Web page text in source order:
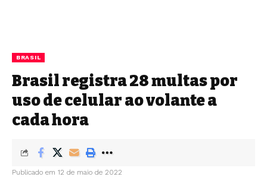
BRASIL
Brasil registra 28 multas por
uso de celular ao volante a
cada hora
Publicado em 12 de maio de 2022